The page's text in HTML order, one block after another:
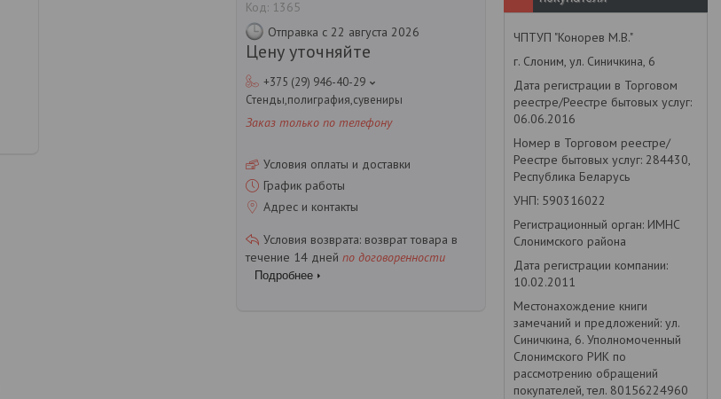
Код: 1365
Отправка с 22 августа 2026
Цену уточняйте
+375 (29) 946-40-29
Стенды,полиграфия,сувениры
Заказ только по телефону
Условия оплаты и доставки
График работы
Адрес и контакты
возврат товара в
течение 14 дней по договоренности
Подробнее
ЧПТУП "Конорев М.В."
г. Слоним, ул. Синичкина, 6
Дата регистрации в Торговом
реестре/Реестре бытовых услуг:
06.06.2016
Номер в Торговом реестре/
Реестре бытовых услуг: 284430,
Республика Беларусь
УНП: 590316022
Регистрационный орган: ИМНС
Слонимского района
Дата регистрации компании:
10.02.2011
Местонахождение книги
замечаний и предложений: ул.
Синичкина, 6. Уполномоченный
Слонимского РИК по
рассмотрению обращений
покупателей, тел. 80156224960